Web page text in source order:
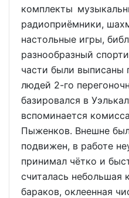
комплекты
радиоприёмники,
настольные игры,
разнообразный
части были выписаны
людей 2-го
базировался в
вспоминается
Пыженков. Внешне был
подвижен, в работе
принимал чётко и
считалась небольшая
бараков, оклеенная